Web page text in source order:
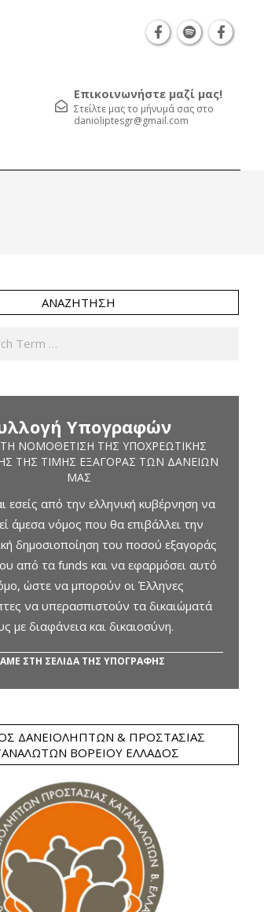
Επικοινωνήστε μαζί μας!
Στείλτε μας το μήνυμά σας στο
danioliptesgr@gmail.com
ΑΝΑΖΉΤΗΣΗ
Υπογραφών
ΝΟΜΟΘΈΤΙΣΗ ΤΗΣ ΥΠΟΧΡΕΩΤΙΚΉΣ
ΤΗΣ ΤΙΜΉΣ ΕΞΑΓΟΡΆΣ ΤΩΝ ΔΑΝΕΊΩΝ
ΜΑΣ
εσείς από την ελληνική κυβέρνηση να
άμεσα νόμος που θα επιβάλλει την
δημοσιοποίηση του ποσού εξαγοράς
από τα funds και να εφαρμόσει αυτό
ώστε να μπορούν οι Έλληνες
να υπερασπιστούν τα δικαιώματά
με διαφάνεια και δικαιοσύνη.
ΣΤΗ ΣΕΛΙΔΑ ΤΗΣ ΥΠΟΓΡΑΦΗΣ
ΔΑΝΕΙΟΛΗΠΤΏΝ & ΠΡΟΣΤΑΣΊΑΣ
ΒΟΡΕΊΟΥ ΕΛΛΆΔΟΣ